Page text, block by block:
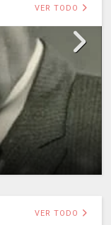
VER TODO
VER TODO